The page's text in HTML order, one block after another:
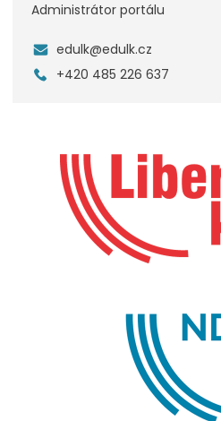
Administrátor portálu
edulk@edulk.cz
+420 485 226 637